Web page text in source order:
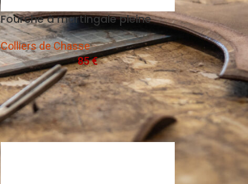
Fourche à martingale pleine
Colliers de Chasse
85€